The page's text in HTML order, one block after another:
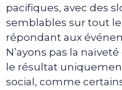
pacifiques, avec des
semblables sur tout
répondant aux
N’ayons pas la
le résultat
social, comme